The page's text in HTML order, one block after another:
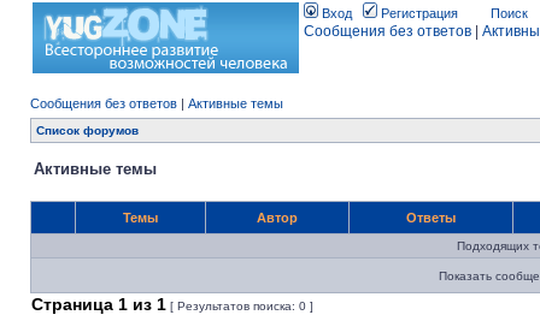
Вход Регистрация Поиск
Сообщения без ответов
Сообщения без ответов | Активные темы
Список форумов
Активные темы
Темы Автор Ответы
Подходящих
Показать
Страница 1 из 1 [ Результатов поиска: 0 ]